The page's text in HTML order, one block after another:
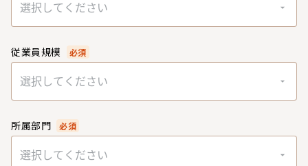
選択してください
従業員規模 必須
選択してください
所属部門 必須
選択してください